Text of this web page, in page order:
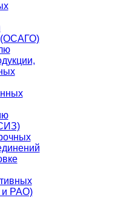
(ОСАГО)
и РАО)